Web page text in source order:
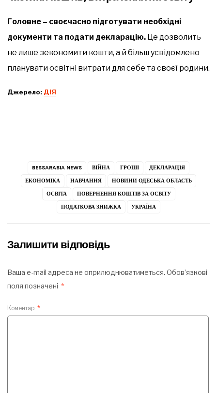
Головне – своєчасно підготувати необхідні
документи та подати декларацію. Це дозволить
не лише зекономити кошти, а й більш усвідомлено
планувати освітні витрати для себе та своєї родини.
Джерело: ДІЯ
BESSARABIA NEWS ВІЙНА ГРОШІ
ДЕКЛАРАЦІЯ
ЕКОНОМІКА
НАВЧАННЯ
НОВИНИ ОДЕСЬКА ОБЛАСТЬ
ОСВІТА
ПОВЕРНЕННЯ КОШТІВ ЗА ОСВІТУ
ПОДАТКОВА ЗНИЖКА
УКРАЇНА
Залишити відповідь
Ваша e-mail адреса не оприлюднюватиметься. Обов’язкові
поля позначені *
Коментар *